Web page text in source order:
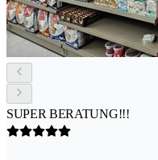
SUPER BERATUNG!!!